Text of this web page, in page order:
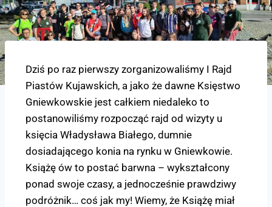
Dziś po raz pierwszy zorganizowaliśmy I Rajd
Piastów Kujawskich, a jako że dawne Księstwo
Gniewkowskie jest całkiem niedaleko to
postanowiliśmy rozpocząć rajd od wizyty u
księcia Władysława Białego, dumnie
dosiadającego konia na rynku w Gniewkowie.
Książę ów to postać barwna – wykształcony
ponad swoje czasy, a jednocześnie prawdziwy
podróżnik… coś jak my! Wiemy, że Książę miał